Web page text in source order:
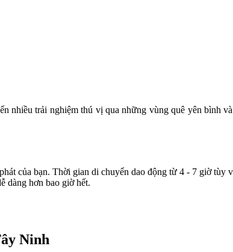
nhiều trải nghiệm thú vị qua những vùng quê yên bình
của bạn. Thời gian di chuyển dao động từ 4 - 7 giờ
dàng hơn bao giờ hết.
Ninh